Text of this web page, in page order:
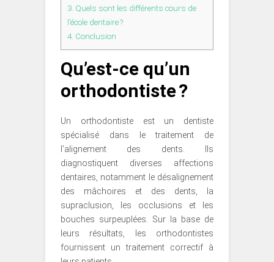
3. Quels sont les différents cours de
l’école dentaire ?
4. Conclusion
Qu’est-ce qu’un
orthodontiste ?
Un orthodontiste est un dentiste
spécialisé dans le traitement de
l’alignement des dents. Ils
diagnostiquent diverses affections
dentaires, notamment le désalignement
des mâchoires et des dents, la
supraclusion, les occlusions et les
bouches surpeuplées. Sur la base de
leurs résultats, les orthodontistes
fournissent un traitement correctif à